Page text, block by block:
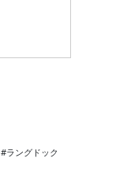
#ラングドック